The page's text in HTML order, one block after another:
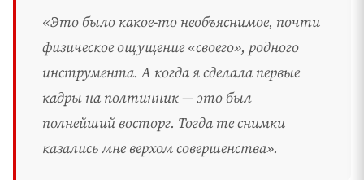
«Это было какое-то необъяснимое, почти
физическое ощущение «своего», родного
инструмента. А когда я сделала первые
кадры на полтинник — это был
полнейший восторг. Тогда те снимки
казались мне верхом совершенства».